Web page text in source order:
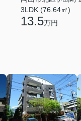
3LDK (76.64㎡)
13.5万円